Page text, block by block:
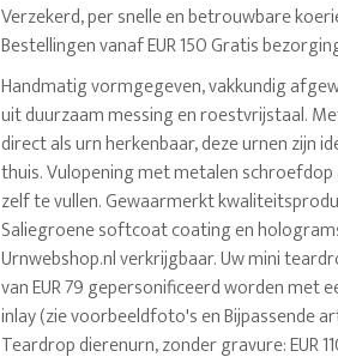
Verzekerd, per snelle en betrouwbare
Bestellingen vanaf EUR 150 Gratis
Handmatig vormgegeven, vakkundig
uit duurzaam messing en roestvrijstaal.
direct als urn herkenbaar, deze urnen zijn
thuis. Vulopening met metalen schroefdop
zelf te vullen. Gewaarmerkt
Saliegroene softcoat coating en
Urnwebshop.nl verkrijgbaar. Uw mini
van EUR 79 gepersonificeerd worden met
inlay (zie voorbeeldfoto's en Bijpassende
Teardrop dierenurn, zonder gravure: EUR